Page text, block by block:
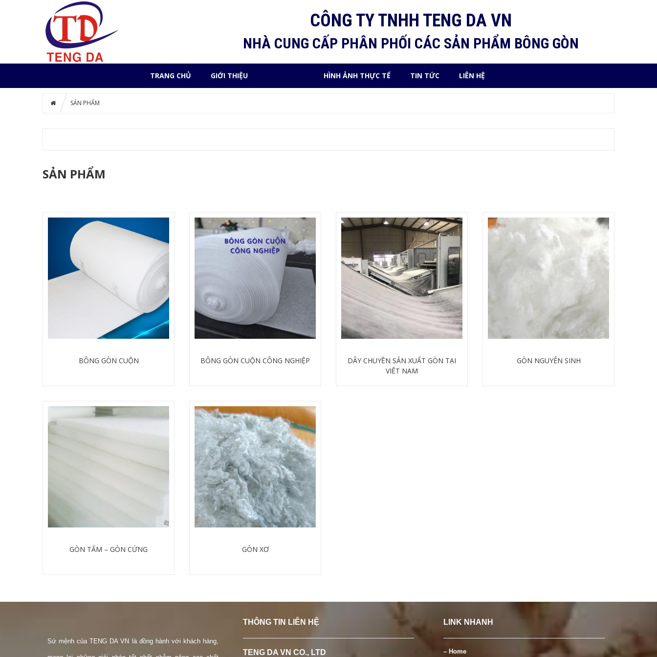
CÔNG TY TNHH TENG DA VN
NHÀ CUNG CẤP PHÂN PHỐI CÁC SẢN PHẨM BÔNG GÒN
TRANG CHỦ GIỚI THIỆU HÌNH ẢNH THỰC TẾ TIN TỨC LIÊN HỆ
SẢN PHẨM
SẢN PHẨM
BÔNG GÒN CUỘN BÔNG GÒN CUỘN CÔNG NGHIỆP
DÂY CHUYỀN SẢN XUẤT GÒN TẠI
VIỆT NAM
GÒN NGUYÊN SINH
GÒN TẤM – GÒN CỨNG GÒN XƠ
Sứ mệnh của TENG DA VN là đồng hành với khách hàng,
THÔNG TIN LIÊN HỆ
TENG DA VN CO., LTD
LINK NHANH
– Home